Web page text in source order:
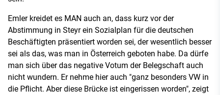
Emler kreidet es MAN auch an, dass kurz vor der
Abstimmung in Steyr ein Sozialplan für die deutschen
Beschäftigten präsentiert worden sei, der wesentlich besser
sei als das, was man in Österreich geboten habe. Da dürfe
man sich über das negative Votum der Belegschaft auch
nicht wundern. Er nehme hier auch "ganz besonders VW in
die Pflicht. Aber diese Brücke ist eingerissen worden", zeigt